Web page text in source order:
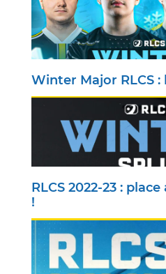
Winter Major RLCS
RLCS 2022-23 :
!